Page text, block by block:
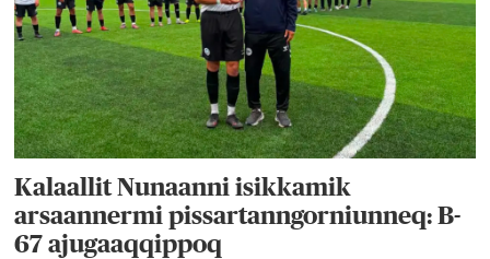
Kalaallit Nunaanni isikkamik
arsaannermi pissartanngorniunneq: B-
67 ajugaaqqippoq